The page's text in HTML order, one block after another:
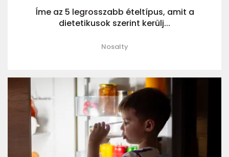
Íme az 5 legrosszabb ételtípus, amit a
dietetikusok szerint kerülj...
Nosalty